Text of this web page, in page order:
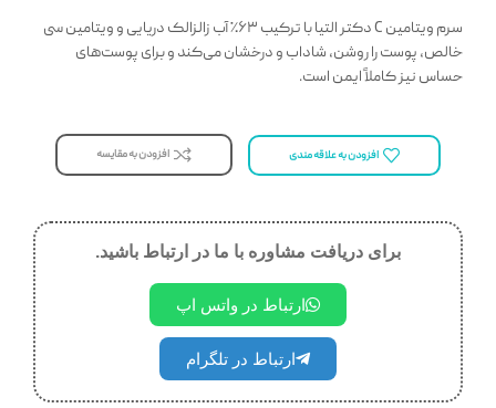
سرم ویتامین C دکتر التیا با ترکیب ۶۳٪ آب زالزالک دریایی و ویتامین سی
خالص، پوست را روشن، شاداب و درخشان می‌کند و برای پوست‌های
حساس نیز کاملاً ایمن است.
افزودن به علاقه مندی افزودن به مقایسه
برای دریافت مشاوره با ما در ارتباط باشید.
ارتباط در واتس اپ
ارتباط در تلگرام